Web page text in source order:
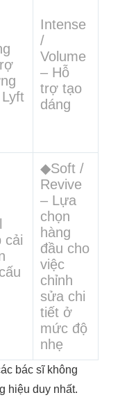
Intense
/
Volume
– Hỗ
trợ tạo
dáng
cải
◆Soft /
Revive
– Lựa
chọn
hàng
đầu cho
việc
chỉnh
sửa chi
tiết ở
mức độ
nhẹ
bác sĩ không
hiệu duy nhất.